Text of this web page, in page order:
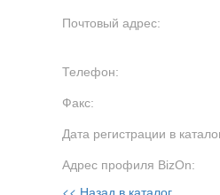
Почтовый адрес:
Телефон:
Факс:
Дата регистрации в
Адрес профиля BizOn:
<< Назад в каталог